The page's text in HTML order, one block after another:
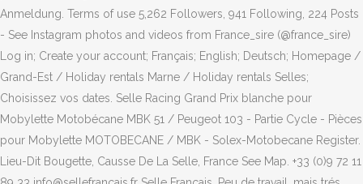
Anmeldung. Terms of use 5,262 Followers, 941 Following, 224 Posts
- See Instagram photos and videos from France_sire (@france_sire)
Log in; Create your account; Français; English; Deutsch; Homepage /
Grand-Est / Holiday rentals Marne / Holiday rentals Selles;
Choisissez vos dates. Selle Racing Grand Prix blanche pour
Mobylette Motobécane MBK 51 / Peugeot 103 - Partie Cycle - Pièces
pour Mobylette MOTOBECANE / MBK - Solex-Motobecane Register.
Lieu-Dit Bougette, Causse De La Selle, France See Map. +33 (0)9 72 11